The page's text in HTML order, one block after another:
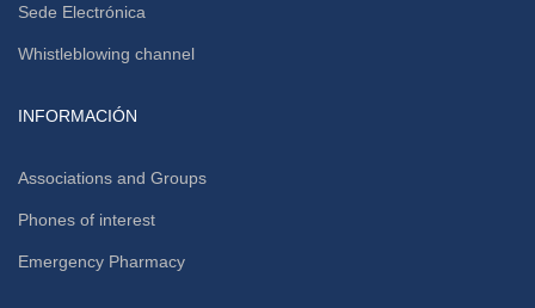
Sede Electrónica
Whistleblowing channel
INFORMACIÓN
Associations and Groups
Phones of interest
Emergency Pharmacy